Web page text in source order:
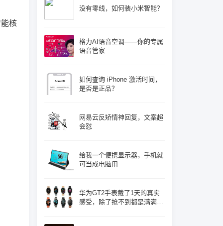
核
没有零线，如何装小米智能？
格力AI语音空调——你的专属
语音管家
如何查询 iPhone 激活时间，
是否是正品？
网易云反矫情神回复，文案超
会怼
给我一个便携显示器，手机就
可当成电脑用
华为GT2手表戴了1天的真实
感受，除了抢不到都是满满的